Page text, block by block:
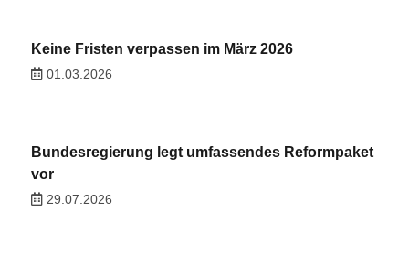
Keine Fristen verpassen im März 2026
01.03.2026
Bundesregierung legt umfassendes Reformpaket
vor
29.07.2026